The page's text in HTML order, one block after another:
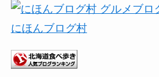
にほんブログ村